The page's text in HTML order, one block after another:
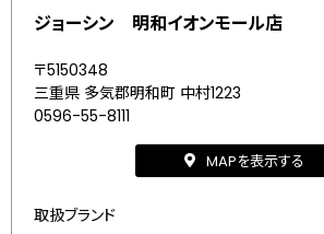
ジョーシン 明和イオンモール店
〒5150348
三重県 多気郡明和町 中村1223
0596-55-8111
MAPを表示する
取扱ブランド